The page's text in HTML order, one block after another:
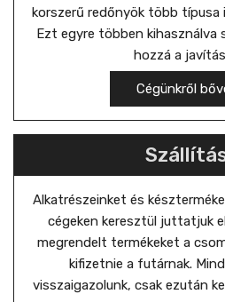
korszerű redőnyök több típusa
Ezt egyre többen kihasználva
hozzá a
Cégünkről
Alkatrészeinket és
cégeken keresztül juttatjuk
megrendelt termékeket a
kifizetnie a futárnak.
visszaigazolunk, csak ezután